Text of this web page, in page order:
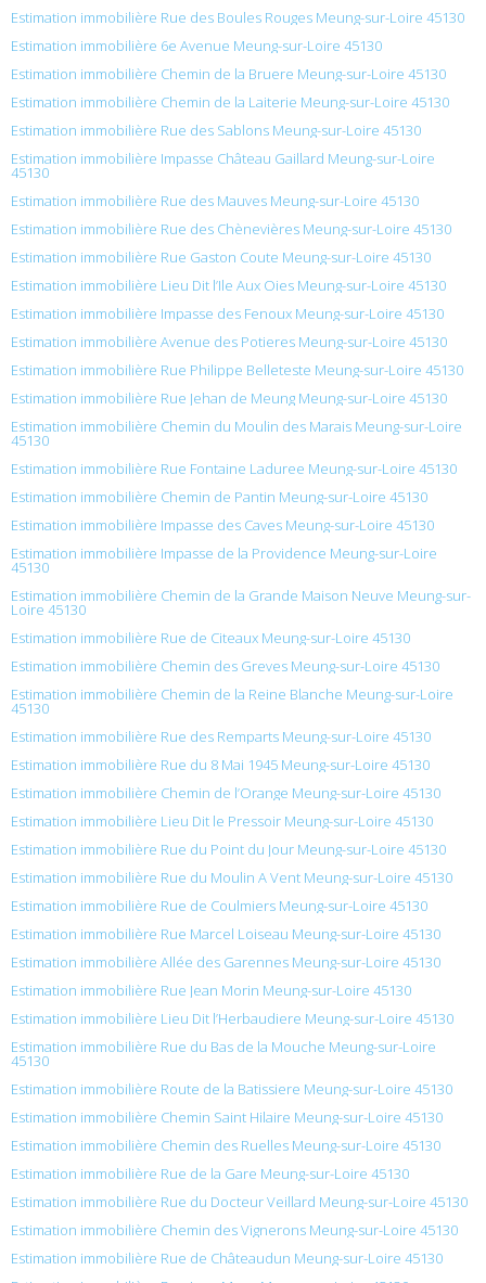
Estimation immobilière Rue des Boules Rouges Meung-sur-Loire 45130
Estimation immobilière 6e Avenue Meung-sur-Loire 45130
Estimation immobilière Chemin de la Bruere Meung-sur-Loire 45130
Estimation immobilière Chemin de la Laiterie Meung-sur-Loire 45130
Estimation immobilière Rue des Sablons Meung-sur-Loire 45130
Estimation immobilière Impasse Château Gaillard Meung-sur-Loire
45130
Estimation immobilière Rue des Mauves Meung-sur-Loire 45130
Estimation immobilière Rue des Chènevières Meung-sur-Loire 45130
Estimation immobilière Rue Gaston Coute Meung-sur-Loire 45130
Estimation immobilière Lieu Dit l’Ile Aux Oies Meung-sur-Loire 45130
Estimation immobilière Impasse des Fenoux Meung-sur-Loire 45130
Estimation immobilière Avenue des Potieres Meung-sur-Loire 45130
Estimation immobilière Rue Philippe Belleteste Meung-sur-Loire 45130
Estimation immobilière Rue Jehan de Meung Meung-sur-Loire 45130
Estimation immobilière Chemin du Moulin des Marais Meung-sur-Loire
45130
Estimation immobilière Rue Fontaine Laduree Meung-sur-Loire 45130
Estimation immobilière Chemin de Pantin Meung-sur-Loire 45130
Estimation immobilière Impasse des Caves Meung-sur-Loire 45130
Estimation immobilière Impasse de la Providence Meung-sur-Loire
45130
Estimation immobilière Chemin de la Grande Maison Neuve Meung-sur-
Loire 45130
Estimation immobilière Rue de Citeaux Meung-sur-Loire 45130
Estimation immobilière Chemin des Greves Meung-sur-Loire 45130
Estimation immobilière Chemin de la Reine Blanche Meung-sur-Loire
45130
Estimation immobilière Rue des Remparts Meung-sur-Loire 45130
Estimation immobilière Rue du 8 Mai 1945 Meung-sur-Loire 45130
Estimation immobilière Chemin de l’Orange Meung-sur-Loire 45130
Estimation immobilière Lieu Dit le Pressoir Meung-sur-Loire 45130
Estimation immobilière Rue du Point du Jour Meung-sur-Loire 45130
Estimation immobilière Rue du Moulin A Vent Meung-sur-Loire 45130
Estimation immobilière Rue de Coulmiers Meung-sur-Loire 45130
Estimation immobilière Rue Marcel Loiseau Meung-sur-Loire 45130
Estimation immobilière Allée des Garennes Meung-sur-Loire 45130
Estimation immobilière Rue Jean Morin Meung-sur-Loire 45130
Estimation immobilière Lieu Dit l’Herbaudiere Meung-sur-Loire 45130
Estimation immobilière Rue du Bas de la Mouche Meung-sur-Loire
45130
Estimation immobilière Route de la Batissiere Meung-sur-Loire 45130
Estimation immobilière Chemin Saint Hilaire Meung-sur-Loire 45130
Estimation immobilière Chemin des Ruelles Meung-sur-Loire 45130
Estimation immobilière Rue de la Gare Meung-sur-Loire 45130
Estimation immobilière Rue du Docteur Veillard Meung-sur-Loire 45130
Estimation immobilière Chemin des Vignerons Meung-sur-Loire 45130
Estimation immobilière Rue de Châteaudun Meung-sur-Loire 45130